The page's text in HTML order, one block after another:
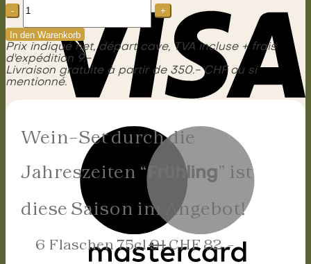
Set
die
Jahreszeiten
Frühling
Menge
In den Warenkorb
Prix indiqué net, départ cave, TVA incluse + frais
d'expédition 9.-
Livraison gratuite à partir de 350.- CHF ou si
mentionné.
Wein-Set durch die
Jahreszeiten “Frühling” ist
diese Saison im Angebot!
6 Flaschen 75cl91CHF 82.-